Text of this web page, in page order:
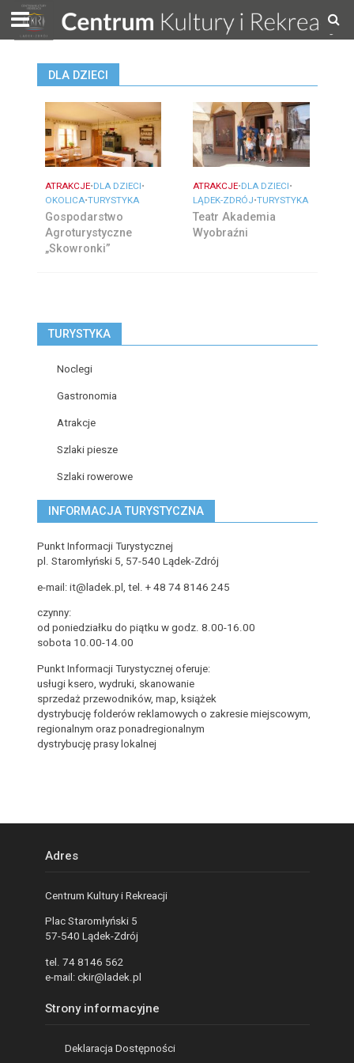
DLA DZIECI
ATRAKCJE•DLA DZIECI•
OKOLICA•TURYSTYKA
Gospodarstwo
Agroturystyczne
„Skowronki”
ATRAKCJE•DLA DZIECI•
LĄDEK-ZDRÓJ•TURYSTYKA
Teatr Akademia
Wyobraźni
TURYSTYKA
Noclegi
Gastronomia
Atrakcje
Szlaki piesze
Szlaki rowerowe
INFORMACJA TURYSTYCZNA
Punkt Informacji Turystycznej
pl. Staromłyński 5, 57-540 Lądek-Zdrój
e-mail: it@ladek.pl, tel. + 48 74 8146 245
czynny:
od poniedziałku do piątku w godz. 8.00-16.00
sobota 10.00-14.00
Punkt Informacji Turystycznej oferuje:
usługi ksero, wydruki, skanowanie
sprzedaż przewodników, map, książek
dystrybucję folderów reklamowych o zakresie miejscowym,
regionalnym oraz ponadregionalnym
dystrybucję prasy lokalnej
Adres
Centrum Kultury i Rekreacji
Plac Staromłyński 5
57-540 Lądek-Zdrój
tel. 74 8146 562
e-mail: ckir@ladek.pl
Strony informacyjne
Deklaracja Dostępności